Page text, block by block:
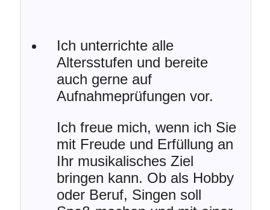
Ich unterrichte alle
Altersstufen und bereite
auch gerne auf
Aufnahmeprüfungen vor.
Ich freue mich, wenn ich Sie
mit Freude und Erfüllung an
Ihr musikalisches Ziel
bringen kann. Ob als Hobby
oder Beruf, Singen soll